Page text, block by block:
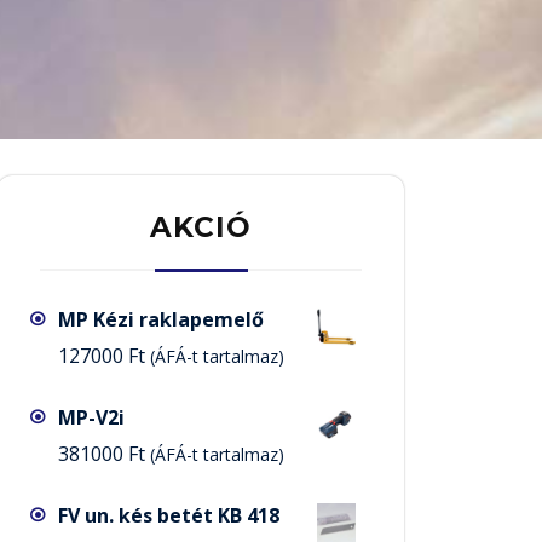
AKCIÓ
MP Kézi raklapemelő
127000 Ft (ÁFÁ-t tartalmaz)
MP-V2i
381000 Ft (ÁFÁ-t tartalmaz)
FV un. kés betét KB 418